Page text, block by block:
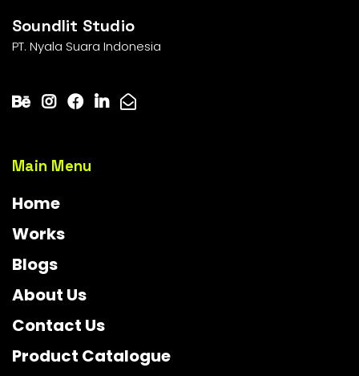
Soundlit Studio
PT. Nyala Suara Indonesia
Main Menu
Home
Works
Blogs
About Us
Contact Us
Product Catalogue